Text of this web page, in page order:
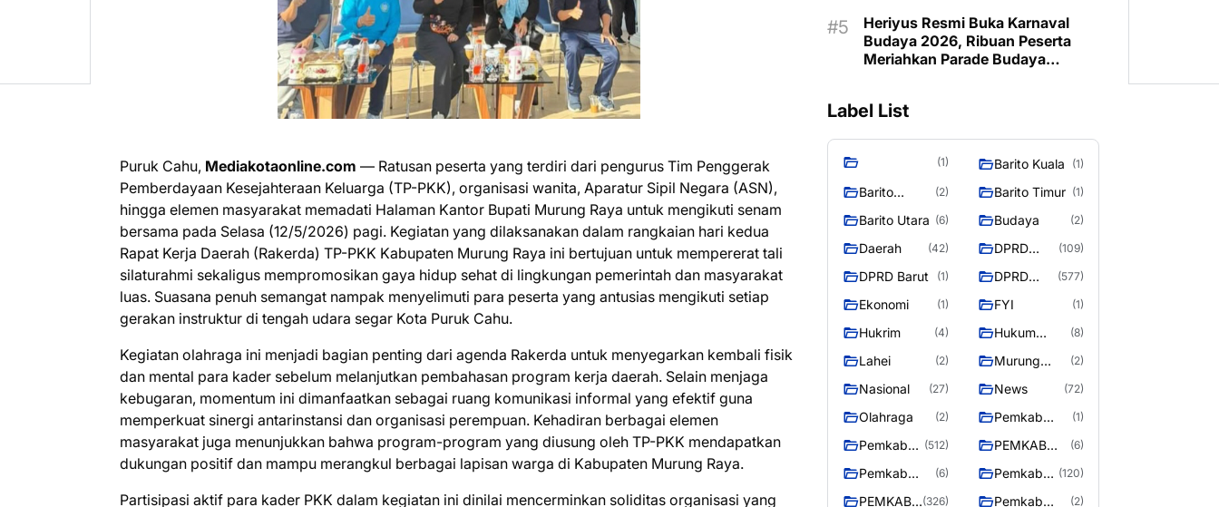
Puruk Cahu, Mediakotaonline.com —​ Ratusan peserta yang terdiri dari pengurus Tim Penggerak
Pemberdayaan Kesejahteraan Keluarga (TP-PKK), organisasi wanita, Aparatur Sipil Negara (ASN),
hingga elemen masyarakat memadati Halaman Kantor Bupati Murung Raya untuk mengikuti senam
bersama pada Selasa (12/5/2026) pagi. Kegiatan yang dilaksanakan dalam rangkaian hari kedua
Rapat Kerja Daerah (Rakerda) TP-PKK Kabupaten Murung Raya ini bertujuan untuk mempererat tali
silaturahmi sekaligus mempromosikan gaya hidup sehat di lingkungan pemerintah dan masyarakat
luas. Suasana penuh semangat nampak menyelimuti para peserta yang antusias mengikuti setiap
gerakan instruktur di tengah udara segar Kota Puruk Cahu.
​Kegiatan olahraga ini menjadi bagian penting dari agenda Rakerda untuk menyegarkan kembali fisik
dan mental para kader sebelum melanjutkan pembahasan program kerja daerah. Selain menjaga
kebugaran, momentum ini dimanfaatkan sebagai ruang komunikasi informal yang efektif guna
memperkuat sinergi antarinstansi dan organisasi perempuan. Kehadiran berbagai elemen
masyarakat juga menunjukkan bahwa program-program yang diusung oleh TP-PKK mendapatkan
dukungan positif dan mampu merangkul berbagai lapisan warga di Kabupaten Murung Raya.
​Partisipasi aktif para kader PKK dalam kegiatan ini dinilai mencerminkan soliditas organisasi yang
Heriyus Resmi Buka Karnaval
Budaya 2026, Ribuan Peserta
Meriahkan Parade Budaya
Label List
(1) Barito Kuala (1)
Barito
(2) Barito Timur (1)
Barito Utara (6) Budaya (2)
Daerah (42)
DPRD
Utara
(109)
DPRD Barut (1)
DPRD
RAYA
(577)
Ekonomi (1) FYI (1)
Hukrim (4)
Hukum
(8)
Lahei (2)
Murung
(2)
Nasional (27) News (72)
Olahraga (2)
Pemkab
(1)
Pemkab
Utara
(512)
PEMKAB
UTARA
(6)
Pemkab
(6)
Pemkab
(120)
PEMKAB
(326)
Pemkab
(2)